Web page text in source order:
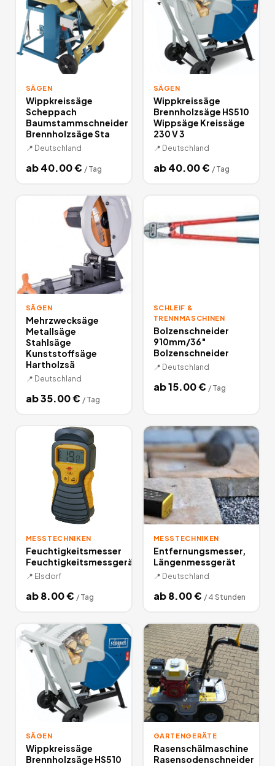
SÄGEN
Wippkreissäge
Scheppach
Baumstammschneider
Brennholzsäge Sta
📍 Deutschland
ab40.00€ / Tag
SÄGEN
Wippkreissäge
Brennholzsäge HS510
Wippsäge Kreissäge
230 V 3
📍 Deutschland
ab40.00€ / Tag
SÄGEN
Mehrzwecksäge
Metallsäge
Stahlsäge
Kunststoffsäge
Hartholzsä
📍 Deutschland
ab35.00€ / Tag
SCHLEIF &
TRENNMASCHINEN
Bolzenschneider
910mm/36″
Bolzenschneider
📍 Deutschland
ab15.00€ / Tag
MESSTECHNIKEN
Feuchtigkeitsmesser
Feuchtigkeitsmessgerät
📍 Elsdorf
ab8.00€ / Tag
MESSTECHNIKEN
Entfernungsmesser,
Längenmessgerät
📍 Deutschland
ab8.00€ / 4 Stunden
SÄGEN
Wippkreissäge
Brennholzsäge HS510
GARTENGERÄTE
Rasenschälmaschine
Rasensodenschneider